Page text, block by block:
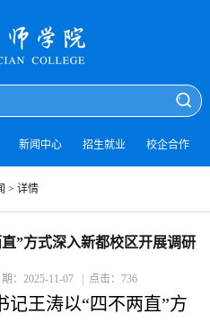
新闻中心 招生就业 校企合作
> 详情
”方式深入新都校区开展调研
：2025-11-07 | 点击： 736
记王涛以“四不两直”方